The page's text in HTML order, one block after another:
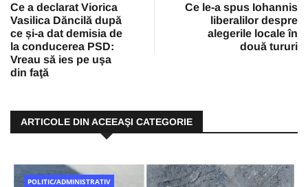
Ce a declarat Viorica
Vasilica Dăncilă după
ce și-a dat demisia de
la conducerea PSD:
Vreau să ies pe uşa
din faţă
Ce le-a spus Iohannis
liberalilor despre
alegerile locale în
două tururi
ARTICOLE DIN ACEEAŞI CATEGORIE
POLITIC/ADMINISTRATIV